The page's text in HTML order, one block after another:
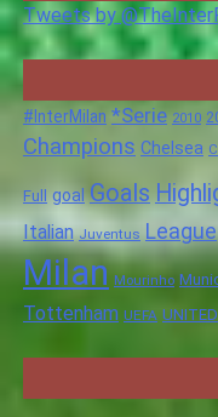
Tweets by
#InterMilan *Serie 2010
Champions Chelsea
Full goal Goals
Italian Juventus League
Milan Mourinho
Tottenham UEFA UNITED